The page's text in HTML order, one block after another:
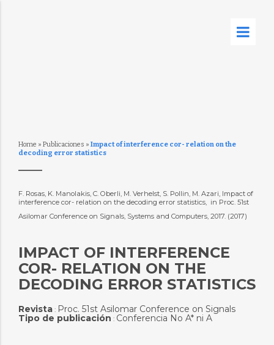
Home » Publicaciones » Impact of interference cor- relation on the
decoding error statistics
F. Rosas, K. Manolakis, C. Oberli, M. Verhelst, S. Pollin, M. Azari, Impact of
interference cor- relation on the decoding error statistics,  in Proc. 51st
Asilomar Conference on Signals, Systems and Computers, 2017. (2017)
IMPACT OF INTERFERENCE
COR- RELATION ON THE
DECODING ERROR STATISTICS
Revista: Proc. 51st Asilomar Conference on Signals
Tipo de publicación : Conferencia No A* ni A